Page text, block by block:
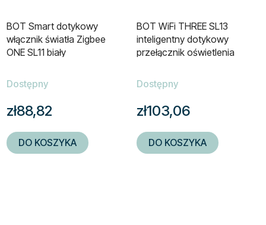
BOT Smart dotykowy
włącznik światła Zigbee
ONE SL11 biały
Dostępny
zł88,82
DO KOSZYKA
BOT WiFi THREE SL13
inteligentny dotykowy
przełącznik oświetlenia
Dostępny
zł103,06
DO KOSZYKA